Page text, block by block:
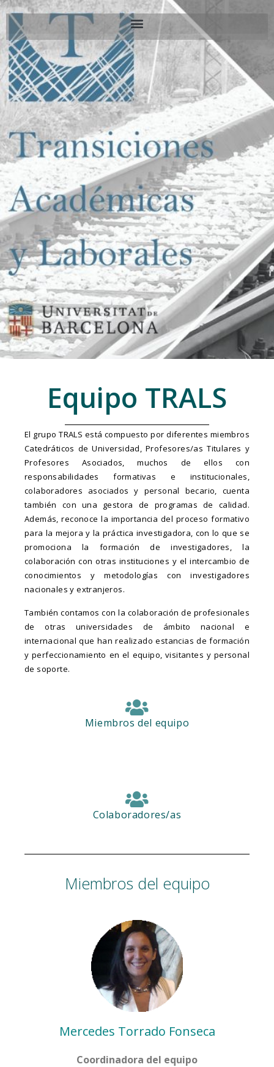
Equipo TRALS
El grupo TRALS está compuesto por diferentes miembros
Catedráticos de Universidad, Profesores/as Titulares y
Profesores Asociados, muchos de ellos con
responsabilidades formativas e institucionales,
colaboradores asociados y personal becario, cuenta
también con una gestora de programas de calidad.
Además, reconoce la importancia del proceso formativo
para la mejora y la práctica investigadora, con lo que se
promociona la formación de investigadores, la
colaboración con otras instituciones y el intercambio de
conocimientos y metodologías con investigadores
nacionales y extranjeros.
También contamos con la colaboración de profesionales
de otras universidades de ámbito nacional e
internacional que han realizado estancias de formación
y perfeccionamiento en el equipo, visitantes y personal
de soporte.
Miembros del equipo
Colaboradores/as
Miembros del equipo
Mercedes Torrado Fonseca
Coordinadora del equipo